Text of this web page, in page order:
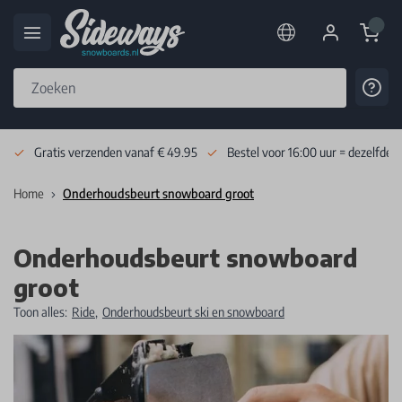
Cart
Gratis verzenden vanaf € 49.95 Bestel voor 16:00 uur = dezelfde
Home Onderhoudsbeurt snowboard groot
Onderhoudsbeurt snowboard
groot
Toon alles: Ride, Onderhoudsbeurt ski en snowboard